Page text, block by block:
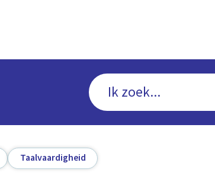
Taalvaardigheid